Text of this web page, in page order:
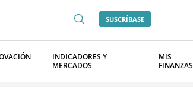
SUSCRÍBASE
INDICADORES Y
MERCADOS
MIS
FINANZAS